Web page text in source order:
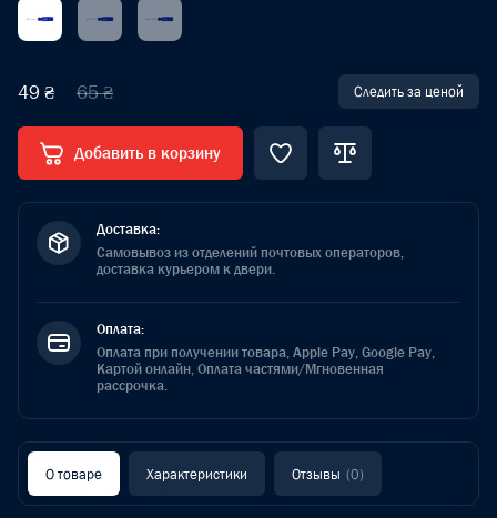
49 ₴ 65 ₴ Следить за ценой
Добавить в корзину
Доставка:
Самовывоз из отделений почтовых операторов,
доставка курьером к двери.
Оплата:
Оплата при получении товара, Apple Pay, Google Pay,
Картой онлайн, Оплата частями/Мгновенная
рассрочка.
О товаре Характеристики Отзывы (0)